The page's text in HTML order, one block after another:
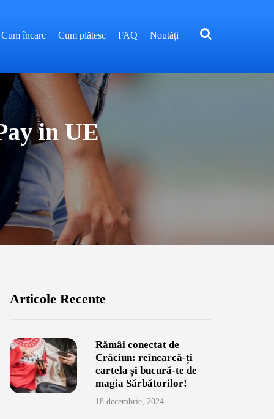
Cum încarc Cum plătesc FAQ Noutăți
in UE
Articole Recente
Rămâi conectat de
Crăciun: reîncarcă-ți
cartela și bucură-te de
magia Sărbătorilor!
18 decembrie, 2024